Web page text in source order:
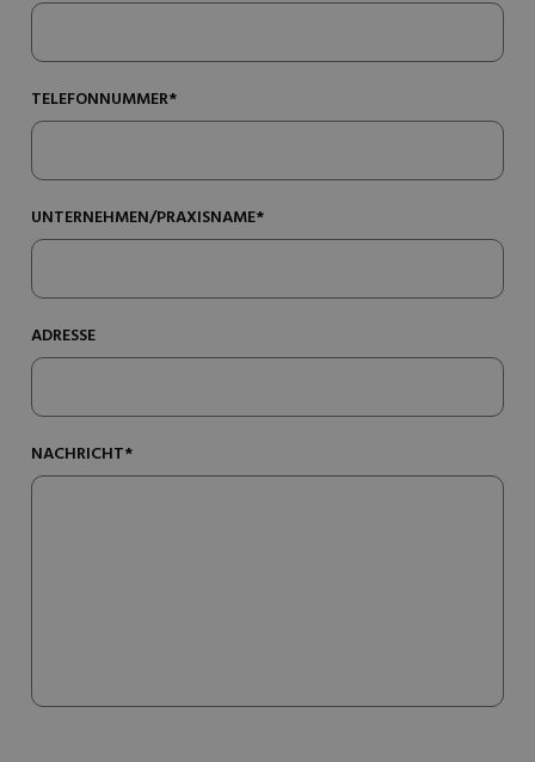
TELEFONNUMMER*
UNTERNEHMEN/PRAXISNAME*
ADRESSE
NACHRICHT*